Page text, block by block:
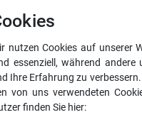
nutzen Cookies auf unserer
essenziell, während andere
Ihre Erfahrung zu
von uns verwendeten
finden Sie hier: